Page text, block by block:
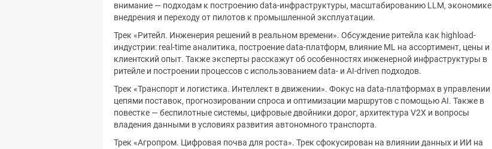
внимание — подходам к построению data-инфраструктуры, масштабированию LLM, экономике
внедрения и переходу от пилотов к промышленной эксплуатации.
Трек «Ритейл. Инженерия решений в реальном времени». Обсуждение ритейла как highload-
индустрии: real-time аналитика, построение data-платформ, влияние ML на ассортимент, цены и
клиентский опыт. Также эксперты расскажут об особенностях инженерной инфраструктуры в
ритейле и построении процессов с использованием data- и AI-driven подходов.
Трек «Транспорт и логистика. Интеллект в движении». Фокус на data-платформах в управлении
цепями поставок, прогнозировании спроса и оптимизации маршрутов с помощью AI. Также в
повестке — беспилотные системы, цифровые двойники дорог, архитектура V2X и вопросы
владения данными в условиях развития автономного транспорта.
Трек «Агропром. Цифровая почва для роста». Трек сфокусирован на влиянии данных и ИИ на